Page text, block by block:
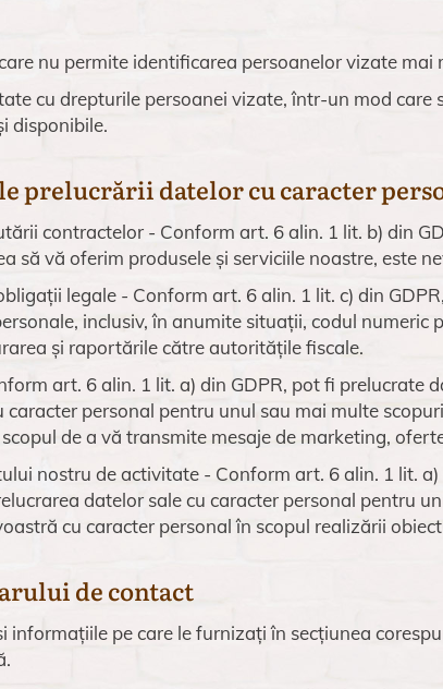
nu permite identificarea persoanelor vizate
cu drepturile persoanei vizate, într-un mod
disponibile.
prelucrării datelor cu caracter
contractelor - Conform art. 6 alin. 1 lit. b) din
să vă oferim produsele și serviciile noastre, este
legale - Conform art. 6 alin. 1 lit. c) din
inclusiv, în anumite situații, codul
și raportările către autoritățile fiscale.
art. 6 alin. 1 lit. a) din GDPR, pot fi
caracter personal pentru unul sau mai multe
de a vă transmite mesaje de marketing,
nostru de activitate - Conform art. 6 alin. 1 lit.
datelor sale cu caracter personal pentru
cu caracter personal în scopul realizării
de contact
informațiile pe care le furnizați în secțiunea